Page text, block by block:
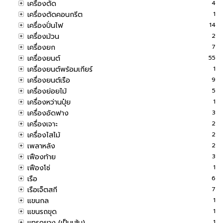
เครื่องตัด 4
เครื่องตัดคอนกรีต 1
เครื่องปั่นไฟ 14
เครื่องม้วน 2
เครื่องยก 7
เครื่องยนต์ 55
เครื่องยนต์พร้อมเกียร์ 1
เครื่องยนต์เรือ 9
เครื่องย่อยไม้ 5
เครื่องหว่านปุ๋ย 1
เครื่องอัดฟาง 3
เครื่องเจาะ 2
เครื่องไสไม้ 2
เพลาหลัง 2
เฟืองท้าย 3
เฟืองโซ่ 1
เรือ 6
เรือเจ็ตสกี 7
แขนกล 1
แขนรถขุด 1